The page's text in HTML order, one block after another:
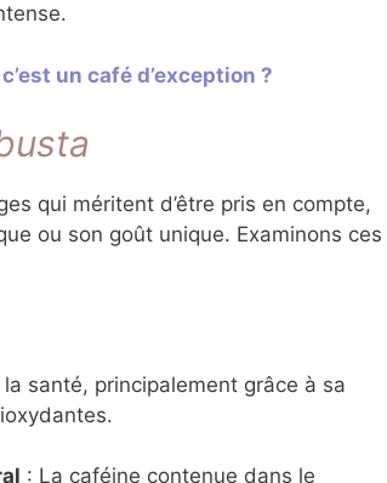
un café d’exception ?
qui méritent d’être pris en compte,
ou son goût unique. Examinons ces
santé, principalement grâce à sa
: La caféine contenue dans le